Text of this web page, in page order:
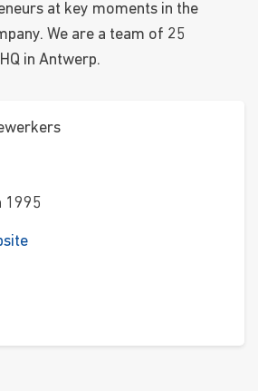
at key moments in the
We are a team of 25
in Antwerp.
1995